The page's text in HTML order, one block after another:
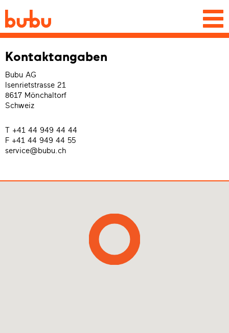
Kontaktangaben
Bubu AG
Isenrietstrasse 21
8617 Mönchaltorf
Schweiz
T +41 44 949 44 44
F +41 44 949 44 55
service@bubu.ch